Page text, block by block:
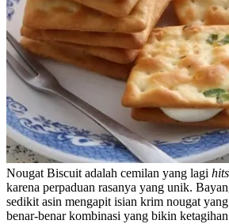
Nougat Biscuit adalah cemilan yang lagi hits
karena perpaduan rasanya yang unik.
sedikit asin mengapit isian krim nougat
benar-benar kombinasi yang bikin